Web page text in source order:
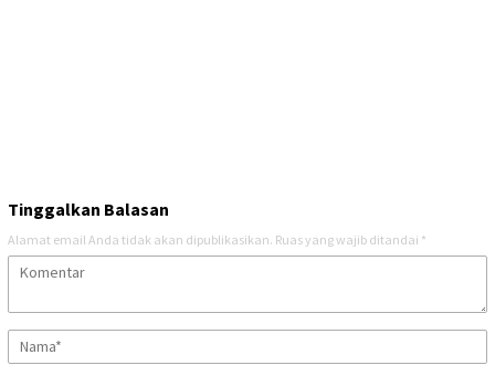
Tinggalkan Balasan
Alamat email Anda tidak akan dipublikasikan. Ruas yang wajib ditandai *